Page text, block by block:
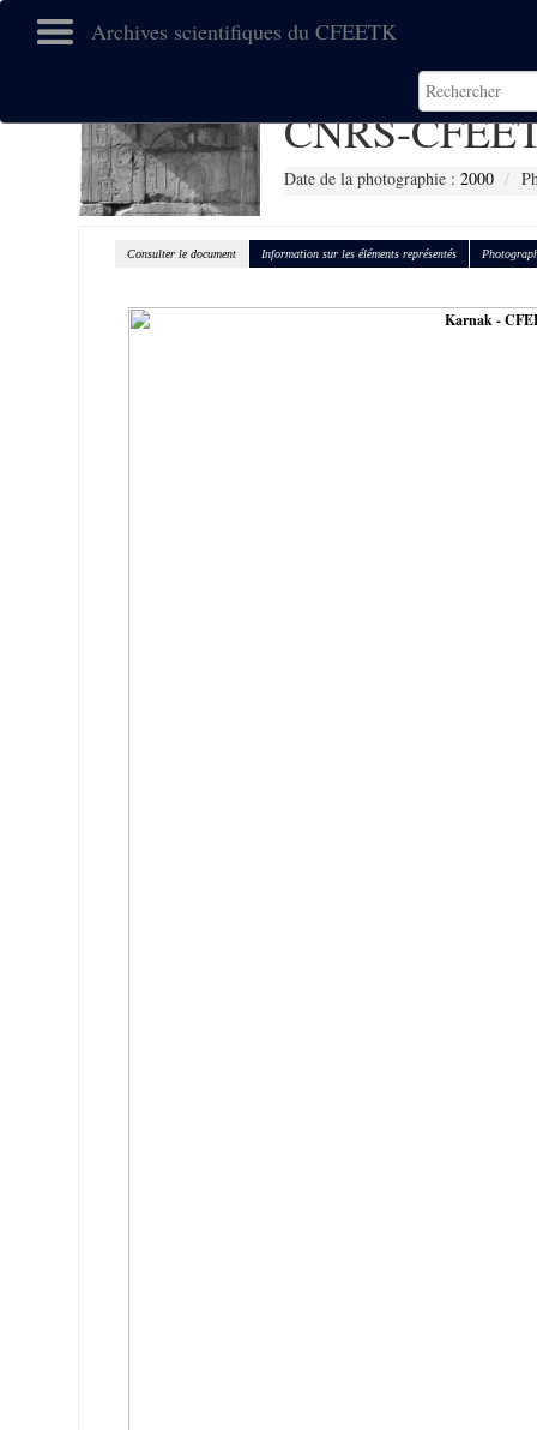
Archives scientifiques du CFEETK
CNRS-
Date de la photographie : 2000
Consulter le document Information sur les éléments représentés